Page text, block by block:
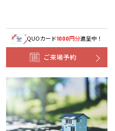
QUOカード1000円分進呈中！
ご来場予約